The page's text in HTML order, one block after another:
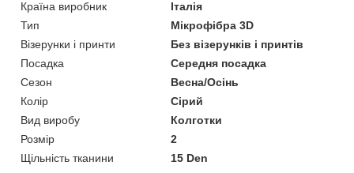
Країна виробник
Італія
Тип
Мікрофібра 3D
Візерунки і принти
Без візерунків і принтів
Посадка
Середня посадка
Сезон
Весна/Осінь
Колір
Сірий
Вид виробу
Колготки
Розмір
2
Щільність тканини
15 Den